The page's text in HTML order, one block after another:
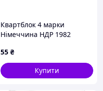
Квартблок 4 марки
Німеччина НДР 1982
Мейсен СГ спецгасіння
55 ₴
Купити